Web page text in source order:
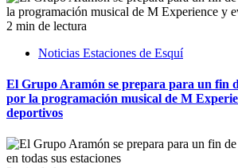
2 min de lectura
Noticias Estaciones de Esquí
El Grupo Aramón se prepara para un fin
por la programación musical de M
deportivos